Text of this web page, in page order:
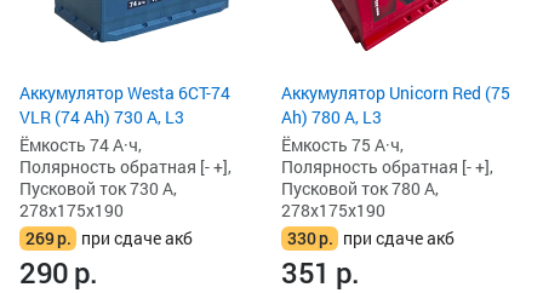
Аккумулятор Westa 6СТ-74
VLR (74 Ah) 730 А, L3
Ёмкость 74 А·ч,
Полярность обратная [- +],
Пусковой ток 730 А,
278x175x190
269р. при сдаче акб
290р.
Аккумулятор Unicorn Red (75
Ah) 780 А, L3
Ёмкость 75 А·ч,
Полярность обратная [- +],
Пусковой ток 780 А,
278x175x190
330р. при сдаче акб
351 р.